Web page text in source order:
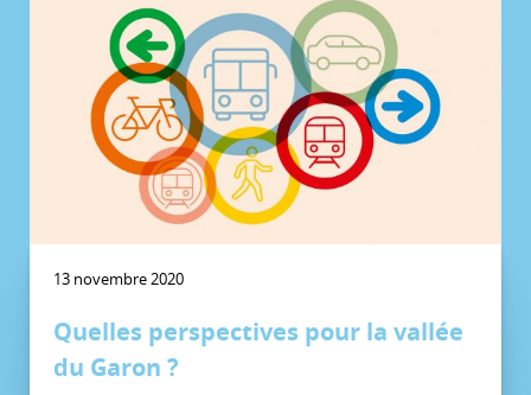
13 novembre 2020
Quelles perspectives pour la vallée
du Garon ?